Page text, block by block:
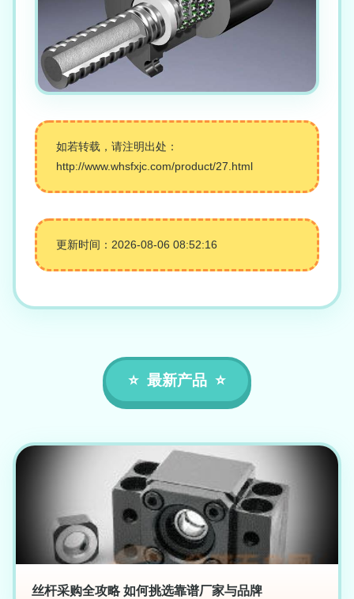
如若转载，请注明出处：
http://www.whsfxjc.com/product/27.html
更新时间：2026-08-06 08:52:16
最新产品
丝杆采购全攻略 如何挑选靠谱厂家与品牌